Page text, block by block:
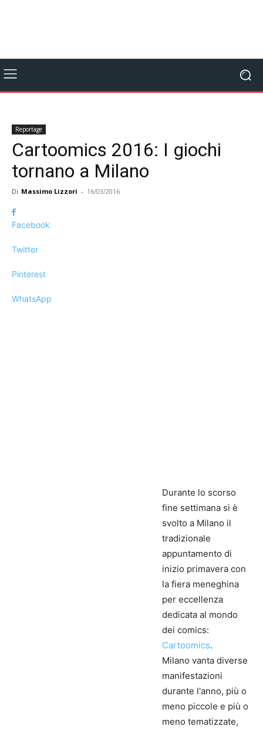
Reportage
Cartoomics 2016: I giochi
tornano a Milano
Di Massimo Lizzori - 16/03/2016
Facebook
Twitter
Pinterest
WhatsApp
Durante lo scorso
fine settimana si è
svolto a Milano il
tradizionale
appuntamento di
inizio primavera con
la fiera meneghina
per eccellenza
dedicata al mondo
dei comics:
Cartoomics.
Milano vanta diverse
manifestazioni
durante l'anno, più o
meno piccole e più o
meno tematizzate,